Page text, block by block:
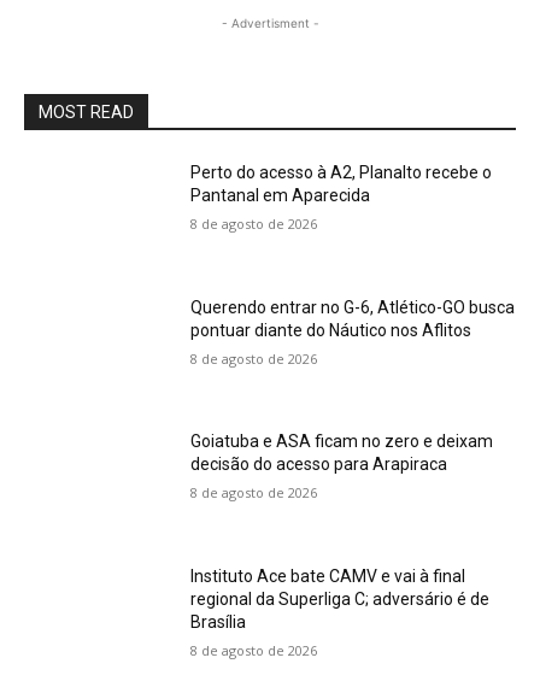
- Advertisment -
MOST READ
Perto do acesso à A2, Planalto recebe o
Pantanal em Aparecida
8 de agosto de 2026
Querendo entrar no G-6, Atlético-GO busca
pontuar diante do Náutico nos Aflitos
8 de agosto de 2026
Goiatuba e ASA ficam no zero e deixam
decisão do acesso para Arapiraca
8 de agosto de 2026
Instituto Ace bate CAMV e vai à final
regional da Superliga C; adversário é de
Brasília
8 de agosto de 2026